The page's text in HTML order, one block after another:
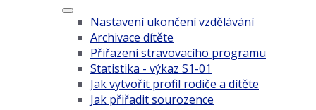
Nastavení ukončení vzdělávání
Archivace dítěte
Přiřazení stravovacího programu
Statistika - výkaz S1-01
Jak vytvořit profil rodiče a dítěte
Jak přiřadit sourozence